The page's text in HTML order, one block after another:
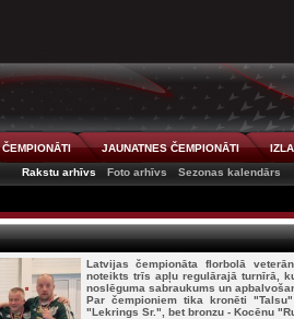
ČEMPIONĀTI JAUNATNES ČEMPIONĀTI
Rakstu arhīvs
Foto arhīvs Sezonas kalendārs
Latvijas čempionāta florbolā
noteikts trīs apļu regulārajā turnīrā,
noslēguma sabraukums un
Par čempioniem tika kronēti
"Lekrings Sr.", bet bronzu - Kocēnu